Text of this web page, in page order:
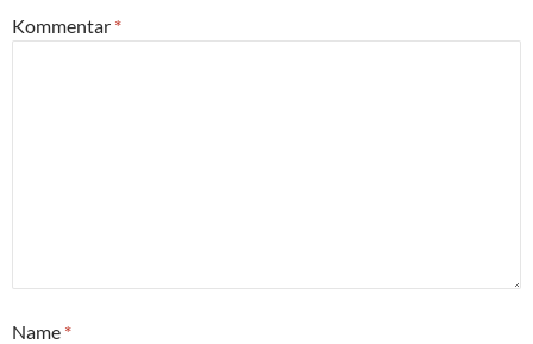
Kommentar *
Name *